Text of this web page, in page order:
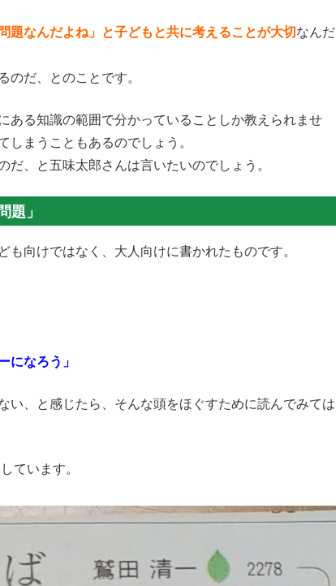
題なんだよね」と子どもと共に考えることが大切なんだ
だ、とのことです。
ある知識の範囲で分かっていることしか教えられませ
まうこともあるのでしょう。
、と五味太郎さんは言いたいのでしょう。
題」
向けではなく、大人向けに書かれたものです。
になろう」
い、と感じたら、そんな頭をほぐすために読んでみては
ています。